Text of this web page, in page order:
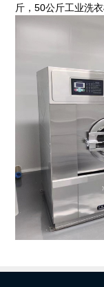
斤，50公斤工业洗